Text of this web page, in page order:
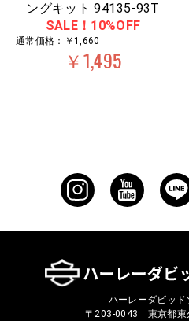
ングキット 94135-93T
SALE！10%OFF
通常価格：￥1,660
￥1,495
ハーレーダビッド
〒203-0043 東京都東